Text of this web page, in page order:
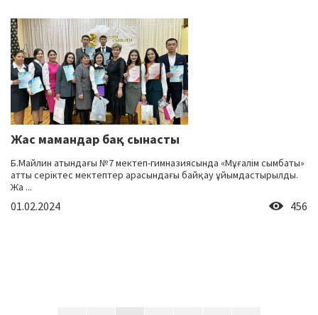
Жас мамандар бақ сынасты
Б.Майлин атындағы №7 мектеп-гимназиясында «Мұғалім сымбаты»
атты серіктес мектептер арасындағы байқау ұйымдастырылды.
Жа ...
01.02.2024 456